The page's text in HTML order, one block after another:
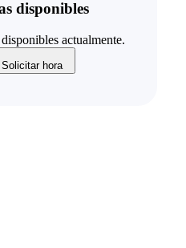
disponibles
actualmente.
Solicitar hora